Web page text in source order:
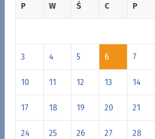
P W Ś C P
3 4 5 6 7
10 11 12 13 14
17 18 19 20 21
24 25 26 27 28